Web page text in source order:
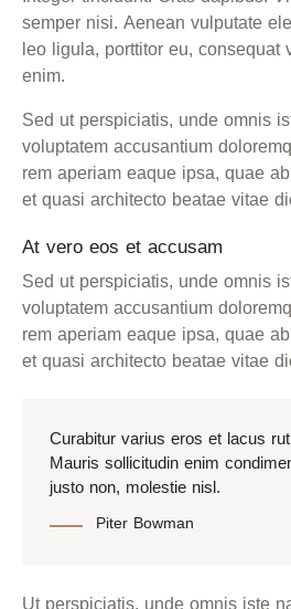
semper nisi. Aenean vulputate
leo ligula, porttitor eu, consequat
enim.
Sed ut perspiciatis, unde omnis
voluptatem accusantium
rem aperiam eaque ipsa, quae
et quasi architecto beatae vitae
At vero eos et accusam
Sed ut perspiciatis, unde omnis
voluptatem accusantium
rem aperiam eaque ipsa, quae
et quasi architecto beatae vitae
Curabitur varius eros et lacus
Mauris sollicitudin enim
justo non, molestie nisl.
Piter Bowman